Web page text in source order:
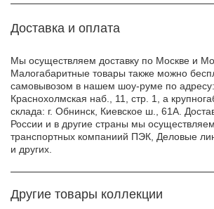
Доставка и оплата
Мы осуществляем доставку по Москве и
Малогабаритные товары также можно
самовывозом в нашем шоу-руме по адресу:
Краснохолмская наб., 11, стр. 1, а
склада: г. Обнинск, Киевское ш., 61А.
России и в другие страны мы
транспортных компаниий ПЭК, Деловые
и других.
Другие товары коллекции